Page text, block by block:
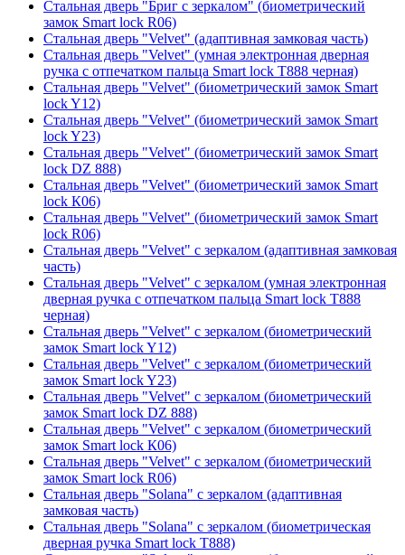
Стальная дверь "Бриг с зеркалом" (биометрический
замок Smart lock R06)
Стальная дверь "Velvet" (адаптивная замковая часть)
Стальная дверь "Velvet" (умная электронная дверная
ручка с отпечатком пальца Smart lock T888 черная)
Стальная дверь "Velvet" (биометрический замок Smart
lock Y12)
Стальная дверь "Velvet" (биометрический замок Smart
lock Y23)
Стальная дверь "Velvet" (биометрический замок Smart
lock DZ 888)
Стальная дверь "Velvet" (биометрический замок Smart
lock К06)
Стальная дверь "Velvet" (биометрический замок Smart
lock R06)
Стальная дверь "Velvet" с зеркалом (адаптивная замковая
часть)
Стальная дверь "Velvet" с зеркалом (умная электронная
дверная ручка с отпечатком пальца Smart lock T888
черная)
Стальная дверь "Velvet" с зеркалом (биометрический
замок Smart lock Y12)
Стальная дверь "Velvet" с зеркалом (биометрический
замок Smart lock Y23)
Стальная дверь "Velvet" с зеркалом (биометрический
замок Smart lock DZ 888)
Стальная дверь "Velvet" с зеркалом (биометрический
замок Smart lock К06)
Стальная дверь "Velvet" с зеркалом (биометрический
замок Smart lock R06)
Стальная дверь "Solana" с зеркалом (адаптивная
замковая часть)
Стальная дверь "Solana" с зеркалом (биометрическая
дверная ручка Smart lock T888)